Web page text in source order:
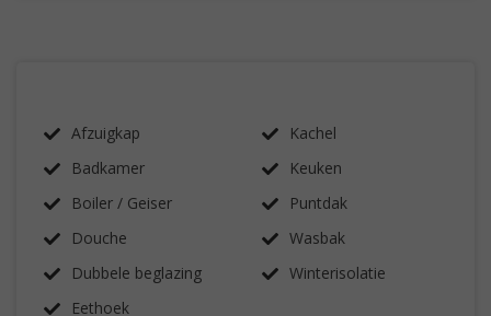
Afzuigkap
Badkamer
Boiler / Geiser
Douche
Dubbele beglazing
Eethoek
Kachel
Keuken
Puntdak
Wasbak
Winterisolatie